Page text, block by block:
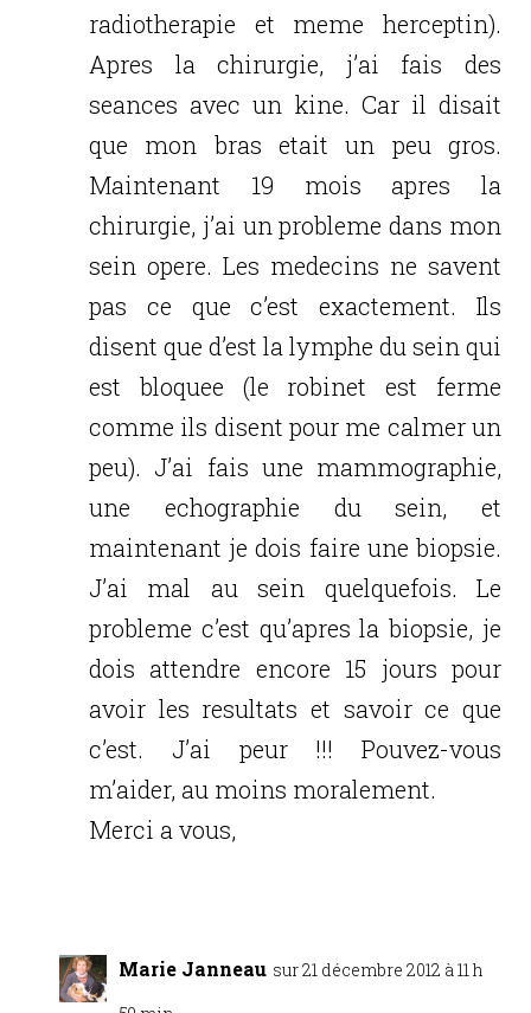
radiotherapie et meme herceptin).
Apres la chirurgie, j’ai fais des
seances avec un kine. Car il disait
que mon bras etait un peu gros.
Maintenant 19 mois apres la
chirurgie, j’ai un probleme dans mon
sein opere. Les medecins ne savent
pas ce que c’est exactement. Ils
disent que d’est la lymphe du sein qui
est bloquee (le robinet est ferme
comme ils disent pour me calmer un
peu). J’ai fais une mammographie,
une echographie du sein, et
maintenant je dois faire une biopsie.
J’ai mal au sein quelquefois. Le
probleme c’est qu’apres la biopsie, je
dois attendre encore 15 jours pour
avoir les resultats et savoir ce que
c’est. J’ai peur !!! Pouvez-vous
m’aider, au moins moralement.
Merci a vous,
Marie Janneau sur 21 décembre 2012 à 11 h